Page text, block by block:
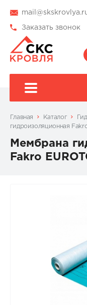
Заказать звонок
Главная Каталог
гидроизоляционная
Мембрана
Fakro